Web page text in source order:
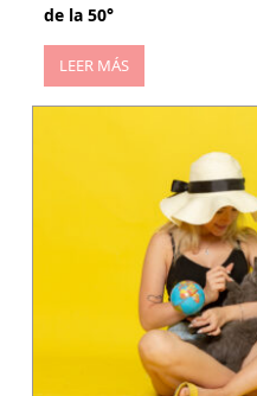
de la 50°
LEER MÁS